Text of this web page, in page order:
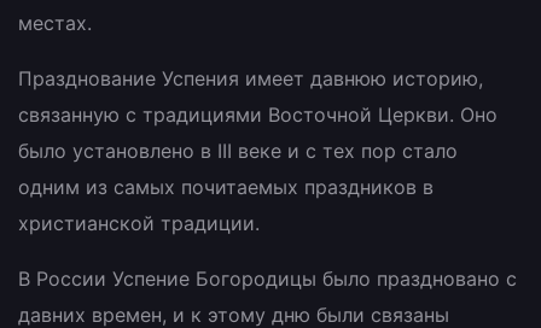
местах.
Празднование Успения имеет давнюю историю,
связанную с традициями Восточной Церкви. Оно
было установлено в III веке и с тех пор стало
одним из самых почитаемых праздников в
христианской традиции.
В России Успение Богородицы было праздновано с
давних времен, и к этому дню были связаны